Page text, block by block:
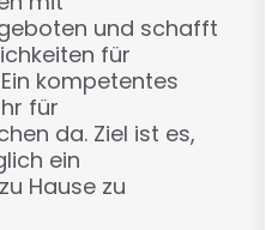
und schafft
für
kompetentes
für
da. Ziel ist es,
ein
Hause zu